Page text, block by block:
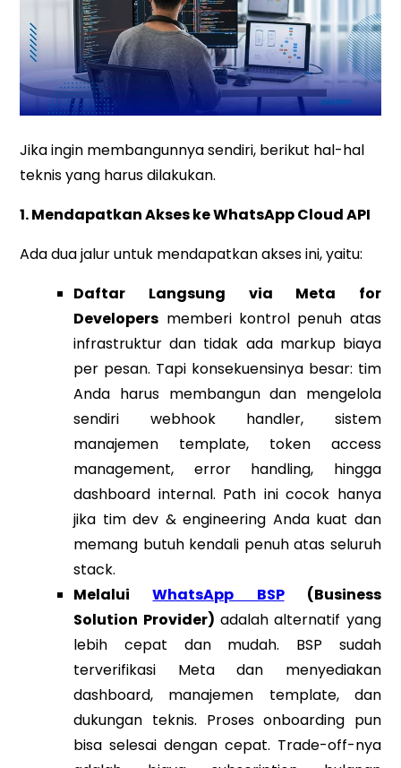
Jika ingin membangunnya sendiri, berikut hal-hal
teknis yang harus dilakukan.
1. Mendapatkan Akses ke WhatsApp Cloud API
Ada dua jalur untuk mendapatkan akses ini, yaitu:
Daftar Langsung via Meta for
Developers memberi kontrol penuh atas
infrastruktur dan tidak ada markup biaya
per pesan. Tapi konsekuensinya besar: tim
Anda harus membangun dan mengelola
sendiri webhook handler, sistem
manajemen template, token access
management, error handling, hingga
dashboard internal. Path ini cocok hanya
jika tim dev & engineering Anda kuat dan
memang butuh kendali penuh atas seluruh
stack.
MelaluiWhatsApp BSP(Business
Solution Provider) adalah alternatif yang
lebih cepat dan mudah. BSP sudah
terverifikasi Meta dan menyediakan
dashboard, manajemen template, dan
dukungan teknis. Proses onboarding pun
bisa selesai dengan cepat. Trade-off-nya